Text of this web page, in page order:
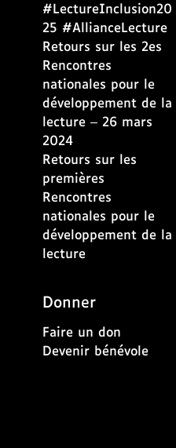
#LectureInclusion20
25 #AllianceLecture
Retours sur les 2es
Rencontres
nationales pour le
développement de la
lecture – 26 mars
2024
Retours sur les
premières
Rencontres
nationales pour le
développement de la
lecture
Donner
Faire un don
Devenir bénévole